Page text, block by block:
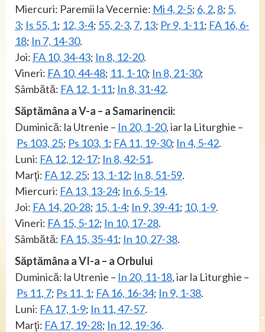
Miercuri: Paremii la Vecernie: Mi 4, 2-5; 6, 2, 8; 5,
3; Is 55, 1; 12, 3-4; 55, 2-3, 7, 13; Pr 9, 1-11; FA 16, 6-
18; In 7, 14-30.
Joi: FA 10, 34-43; In 8, 12-20.
Vineri: FA 10, 44-48; 11, 1-10; In 8, 21-30;
Sâmbătă: FA 12, 1-11; In 8, 31-42.
Săptămâna a V-a – a Samarinencii:
Duminică: la Utrenie – In 20, 1-20, iar la Liturghie –
Ps 103, 25; Ps 103, 1; FA 11, 19-30; In 4, 5-42.
Luni: FA 12, 12-17; In 8, 42-51.
Marţi: FA 12, 25; 13, 1-12; In 8, 51-59.
Miercuri: FA 13, 13-24; In 6, 5-14.
Joi: FA 14, 20-28; 15, 1-4; In 9, 39-41; 10, 1-9.
Vineri: FA 15, 5-12; In 10, 17-28.
Sâmbătă: FA 15, 35-41; In 10, 27-38.
Săptămâna a VI-a – a Orbului
Duminică: la Utrenie – In 20, 11-18, iar la Liturghie –
Ps 11, 7; Ps 11, 1; FA 16, 16-34; In 9, 1-38.
Luni: FA 17, 1-9; In 11, 47-57.
Marţi: FA 17, 19-28; In 12, 19-36.